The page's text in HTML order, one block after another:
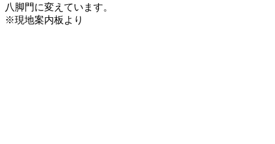
八脚門に変えています。
※現地案内板より